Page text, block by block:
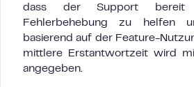
dass der Support
Fehlerbehebung zu helfen
basierend auf der Feature-
mittlere Erstantwortzeit wird
angegeben.